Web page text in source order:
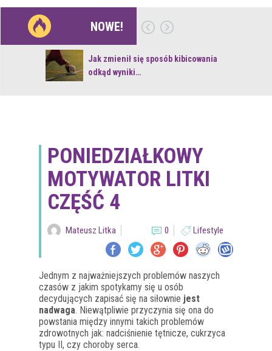
NOWE!
Jak zmienił się sposób kibicowania
odkąd wyniki…
PONIEDZIAŁKOWY
MOTYWATOR LITKI
CZĘŚĆ 4
Mateusz Litka 0 Lifestyle
Jednym z najważniejszych problemów naszych
czasów z jakim spotykamy się u osób
decydujących zapisać się na siłownie jest
nadwaga. Niewątpliwie przyczynia się ona do
powstania między innymi takich problemów
zdrowotnych jak: nadciśnienie tętnicze, cukrzyca
typu II, czy choroby serca.